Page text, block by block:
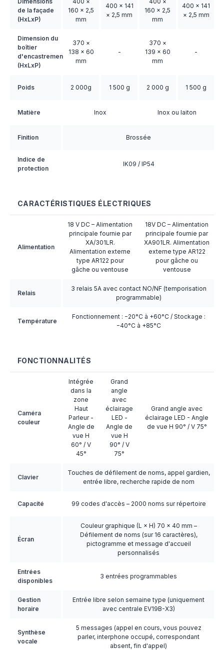
de la façade
(HxLxP)
160 × 2,5
mm
400 × 141
× 2,5 mm
160 × 2,5
mm
400 × 141
× 2,5 mm
Dimension du
boîtier
d'encastrement
(HxLxP)
370 ×
138 × 60
mm
-
370 ×
139 × 60
mm
-
Poids 2 000g 1 500 g 2 000 g 1 500 g
Matière Inox Inox ou laiton
Finition Brossée
Indice de
protection
IK09 / IP54
CARACTÉRISTIQUES ÉLECTRIQUES
Alimentation
18 V DC – Alimentation
principale fournie par
XA/301LR.
Alimentation externe
type AR122 pour
gâche ou ventouse
18V DC – Alimentation
principale fournie par
XA901LR. Alimentation
externe type AR122
pour gâche ou
ventouse
Relais
3 relais 5A avec contact NO/NF (temporisation
programmable)
Température
Fonctionnement : −20°C à +60°C / Stockage :
−40°C à +85°C
FONCTIONNALITÉS
Caméra
couleur
Intégrée
dans la
zone
Haut
Parleur -
Angle de
vue H
60° / V
45°
Grand
angle
avec
éclairage
LED -
Angle de
vue H
90° / V
75°
Grand angle avec
éclairage LED - Angle
de vue H 90° / V 75°
Clavier
Touches de défilement de noms, appel gardien,
entrée libre, recherche rapide de nom
Capacité 99 codes d'accès – 2000 noms sur répertoire
Écran
Couleur graphique (L × H) 70 × 40 mm –
Défilement de noms (sur 16 caractères),
pictogramme et message d'accueil
personnalisés
Entrées
disponibles
3 entrées programmables
Gestion
horaire
Entrée libre selon semaine type (uniquement
avec centrale EV19B-X3)
Synthèse
vocale
5 messages (appel en cours, vous pouvez
parler, interphone occupé, correspondant
absent, fin d'appel)